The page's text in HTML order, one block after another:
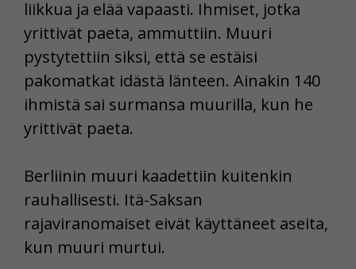
liikkua ja elää vapaasti. Ihmiset, jotka
yrittivät paeta, ammuttiin. Muuri
pystytettiin siksi, että se estäisi
pakomatkat idästä länteen. Ainakin 140
ihmistä sai surmansa muurilla, kun he
yrittivät paeta.
Berliinin muuri kaadettiin kuitenkin
rauhallisesti. Itä-Saksan
rajaviranomaiset eivät käyttäneet aseita,
kun muuri murtui.